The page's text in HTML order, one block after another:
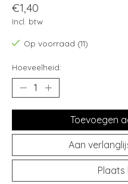
€1,40
Incl. btw
Op voorraad (11)
Hoeveelheid:
Toevoegen
Aan
Plaats